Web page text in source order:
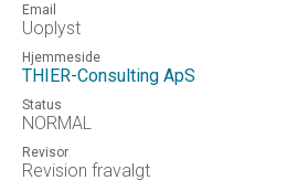
Email
Uoplyst
Hjemmeside
THIER-Consulting ApS
Status
NORMAL
Revisor
Revision fravalgt